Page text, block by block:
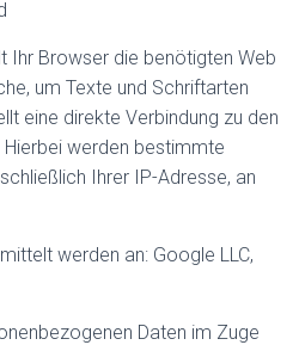
Ihr Browser die benötigten Web
um Texte und Schriftarten
eine direkte Verbindung zu den
werden bestimmte
Ihrer IP-Adresse, an
werden an: Google LLC,
Daten im Zuge